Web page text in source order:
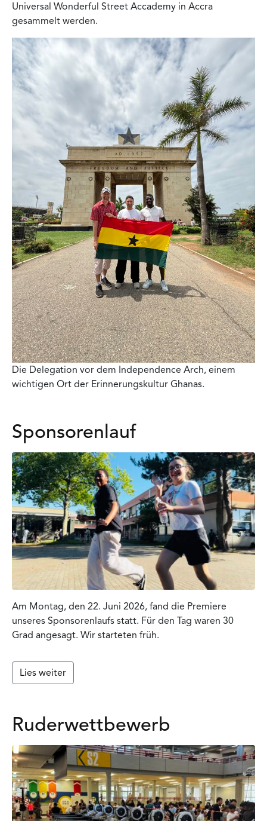
Universal Wonderful Street Accademy in Accra
gesammelt werden.
Die Delegation vor dem Independence Arch, einem
wichtigen Ort der Erinnerungskultur Ghanas.
Sponsorenlauf
Am Montag, den 22. Juni 2026, fand die Premiere
unseres Sponsorenlaufs statt. Für den Tag waren 30
Grad angesagt. Wir starteten früh.
Lies weiter
Ruderwettbewerb